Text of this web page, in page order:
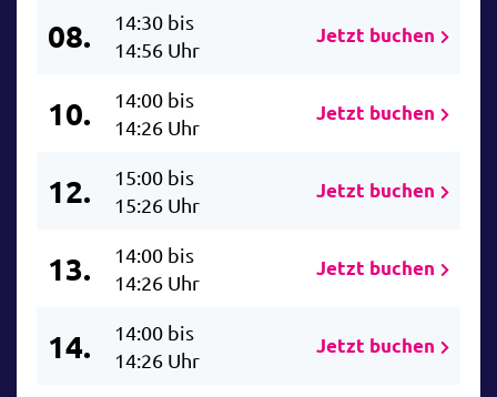
08.
14:30 bis
14:56 Uhr
Jetzt buchen
10.
14:00 bis
14:26 Uhr
Jetzt buchen
12.
15:00 bis
15:26 Uhr
Jetzt buchen
13.
14:00 bis
14:26 Uhr
Jetzt buchen
14.
14:00 bis
14:26 Uhr
Jetzt buchen